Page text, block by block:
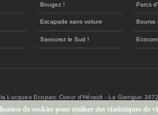
Bougez !
Escapade sans voiture
Savourez le Sud !
Parcs
Bourse
Lucques Ecoparc Coeur d'Hérault - La Garrigue
de cookies pour réaliser des statistiques de